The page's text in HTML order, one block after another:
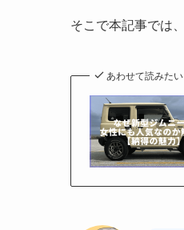
そこで本記事では、
あわせて読みたい